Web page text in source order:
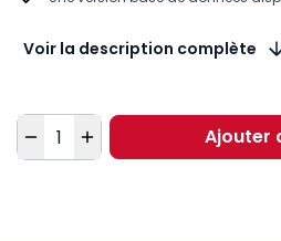
Voir la description complète
Quantité Ajouter